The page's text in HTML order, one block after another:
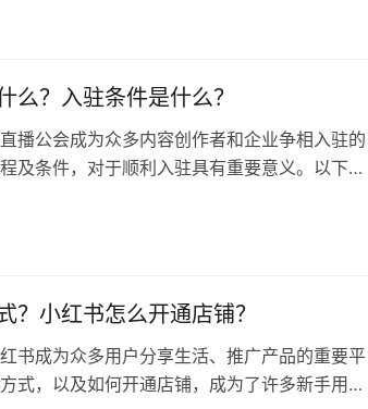
么？入驻条件是什么？
播公会成为众多内容创作者和企业争相入驻的
及条件，对于顺利入驻具有重要意义。以下将
？小红书怎么开通店铺？
书成为众多用户分享生活、推广产品的重要平
式，以及如何开通店铺，成为了许多新手用户